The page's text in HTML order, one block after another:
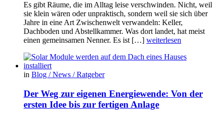
Es gibt Räume, die im Alltag leise verschwinden. Nicht, weil
sie klein wären oder unpraktisch, sondern weil sie sich über
Jahre in eine Art Zwischenwelt verwandeln: Keller,
Dachboden und Abstellkammer. Was dort landet, hat meist
einen gemeinsamen Nenner. Es ist […] weiterlesen
in Blog / News / Ratgeber
Der Weg zur eigenen Energiewende: Von der
ersten Idee bis zur fertigen Anlage